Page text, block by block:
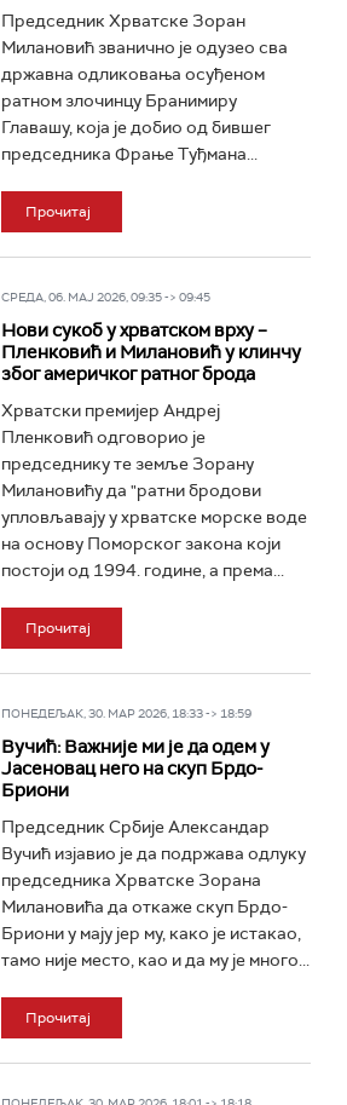
Председник Хрватске Зоран
Милановић званично је одузео сва
државна одликовања осуђеном
ратном злочинцу Бранимиру
Главашу, која је добио од бившег
председника Фрање Туђмана...
Прочитај
СРЕДА, 06. МАЈ 2026, 09:35 -> 09:45
Нови сукоб у хрватском врху –
Пленковић и Милановић у клинчу
због америчког ратног брода
Хрватски премијер Андреј
Пленковић одговорио је
председнику те земље Зорану
Милановићу да "ратни бродови
упловљавају у хрватске морске воде
на основу Поморског закона који
постоји од 1994. године, а према...
Прочитај
ПОНЕДЕЉАК, 30. МАР 2026, 18:33 -> 18:59
Вучић: Важније ми је да одем у
Јасеновац него на скуп Брдо-
Бриони
Председник Србије Александар
Вучић изјавио је да подржава одлуку
председника Хрватске Зорана
Милановића да откаже скуп Брдо-
Бриони у мају јер му, како је истакао,
тамо није место, као и да му је много...
Прочитај